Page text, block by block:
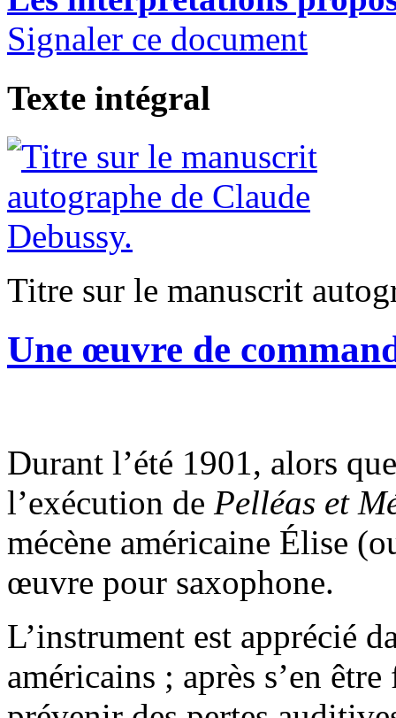
Signaler ce document
Texte intégral
Titre sur le manuscrit
Une œuvre de
Durant l’été 1901, alors
l’exécution de Pelléas et
mécène américaine Élise
œuvre pour saxophone.
L’instrument est apprécié
américains ; après s’en